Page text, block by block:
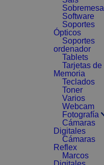
Sobremesa
Software
Soportes
Ópticos
Soportes
ordenador
Tablets
Tarjetas de
Memoria
Teclados
Toner
Varios
Webcam
Fotografía
Cámaras
Digitales
Cámaras
Reflex
Marcos